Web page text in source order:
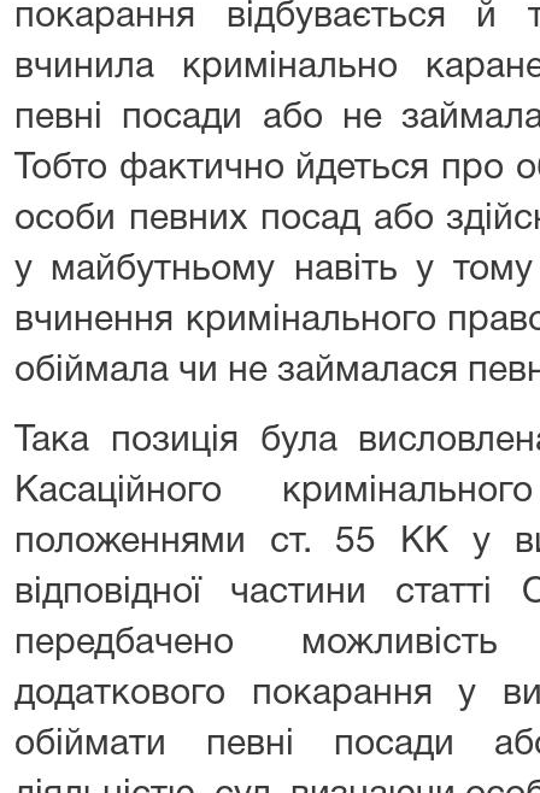
покарання відбувається й
вчинила кримінально
певні посади або не
Тобто фактично йдеться про
особи певних посад або
у майбутньому навіть у
вчинення кримінального
обіймала чи не займалася
Така позиція була
Касаційного
положеннями ст. 55 КК у
відповідної частини
передбачено
додаткового покарання у
обіймати певні посади